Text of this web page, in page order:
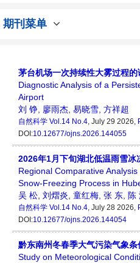
期刊菜单
茅台机场一次持续性大雾过程的
Diagnostic Analysis of a
Airport
刘 铮 廖雨杰 易晓雪 方祥超
自然科学 Vol.14 No.4, July 29 2026,
DOI:10.12677/ojns.2026.144055
2026年1月下旬湖北低温雨雪
Regional Comparative
Snow-Freezing Process in
吴 松 刘熠炎 童红梅 张 东 陈
自然科学 Vol.14 No.4, July 28 2026,
DOI:10.12677/ojns.2026.144054
黔东南州冬春季大气污染气象条
Study on Meteorological